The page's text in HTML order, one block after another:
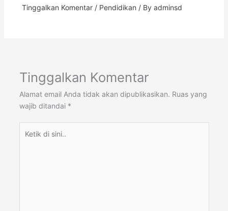
Tinggalkan Komentar / Pendidikan / By adminsd
Tinggalkan Komentar
Alamat email Anda tidak akan dipublikasikan. Ruas yang
wajib ditandai *